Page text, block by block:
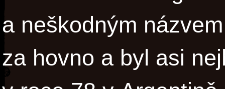
a neškodným
za hovno a byl asi